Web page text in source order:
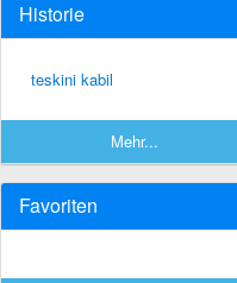
Historie
teskini kabil
Mehr...
Favoriten